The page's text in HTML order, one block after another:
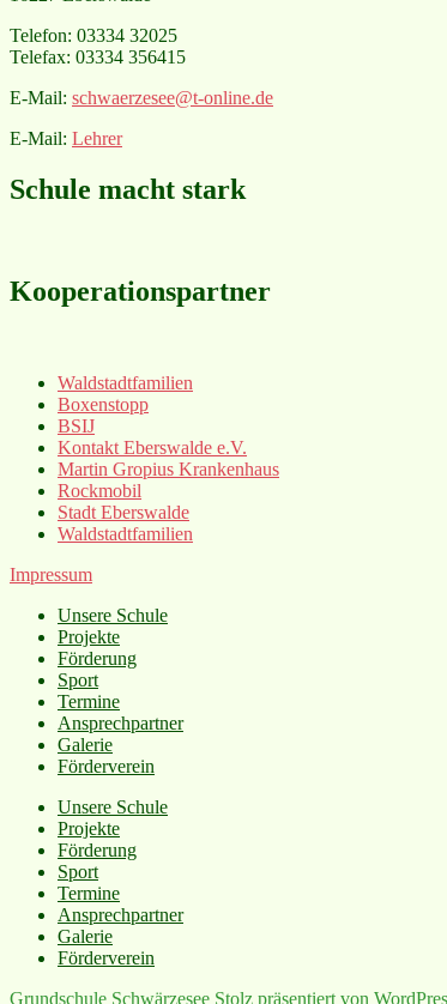
Telefon: 03334 32025
Telefax: 03334 356415
E-Mail: schwaerzesee@t-online.de
E-Mail: Lehrer
Schule macht stark
Kooperationspartner
Waldstadtfamilien
Boxenstopp
BSIJ
Kontakt Eberswalde e.V.
Martin Gropius Krankenhaus
Rockmobil
Stadt Eberswalde
Waldstadtfamilien
Impressum
Unsere Schule
Projekte
Förderung
Sport
Termine
Ansprechpartner
Galerie
Förderverein
Unsere Schule
Projekte
Förderung
Sport
Termine
Ansprechpartner
Galerie
Förderverein
Grundschule Schwärzesee Stolz präsentiert von